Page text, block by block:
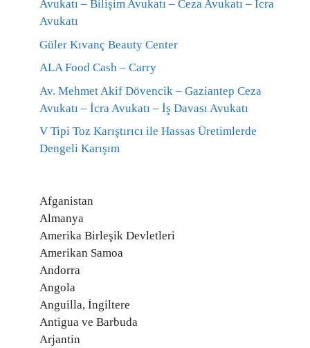
Avukatı – Bilişim Avukatı – Ceza Avukatı – İcra
Avukatı
Güler Kıvanç Beauty Center
ALA Food Cash – Carry
Av. Mehmet Akif Dövencik – Gaziantep Ceza
Avukatı – İcra Avukatı – İş Davası Avukatı
V Tipi Toz Karıştırıcı ile Hassas Üretimlerde
Dengeli Karışım
Afganistan
Almanya
Amerika Birleşik Devletleri
Amerikan Samoa
Andorra
Angola
Anguilla, İngiltere
Antigua ve Barbuda
Arjantin